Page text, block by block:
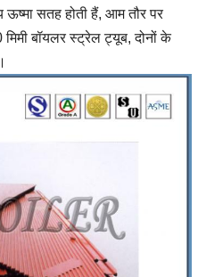
सतह होती हैं, आम तौर पर
बॉयलर स्ट्रेल ट्यूब, दोनों के